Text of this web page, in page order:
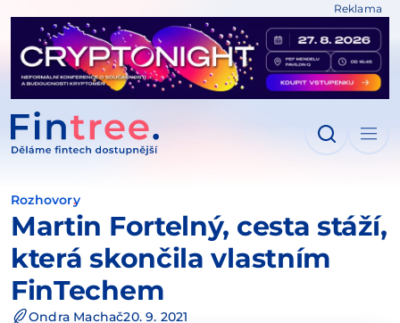
Reklama
Rozhovory
Martin Fortelný, cesta stáží,
která skončila vlastním
FinTechem
Ondra Machač20. 9. 2021